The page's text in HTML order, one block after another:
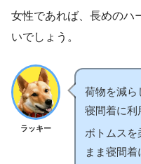
女性であれば、長めのハ
いでしょう。
ラッキー
荷物を減ら
寝間着に利
ボトムス
まま寝間着